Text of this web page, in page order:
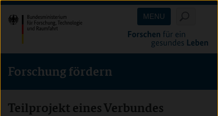
Direkt
zum
Inhalt
(Eingabetaste)
Direkt
zum
Hauptmenu
(Eingabetaste)
Direkt
zur
Suche
(Eingabetaste)
MENU
Forschung fördern
Teilprojekt eines Verbundes